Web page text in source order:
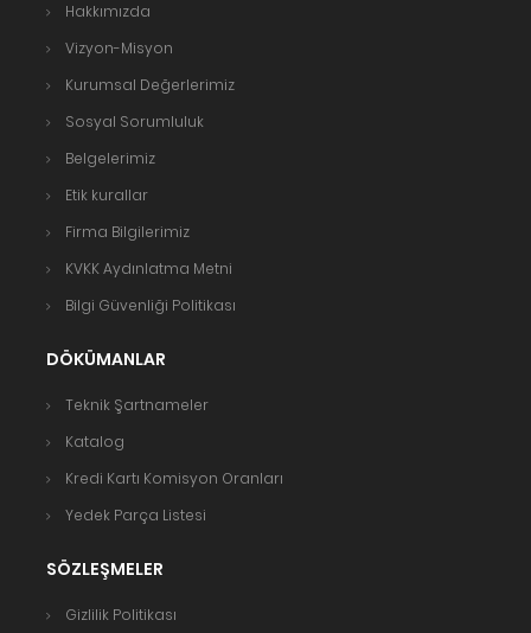
Hakkımızda
Vizyon-Misyon
Kurumsal Değerlerimiz
Sosyal Sorumluluk
Belgelerimiz
Etik kurallar
Firma Bilgilerimiz
KVKK Aydınlatma Metni
Bilgi Güvenliği Politikası
DÖKÜMANLAR
Teknik Şartnameler
Katalog
Kredi Kartı Komisyon Oranları
Yedek Parça Listesi
SÖZLEŞMELER
Gizlilik Politikası